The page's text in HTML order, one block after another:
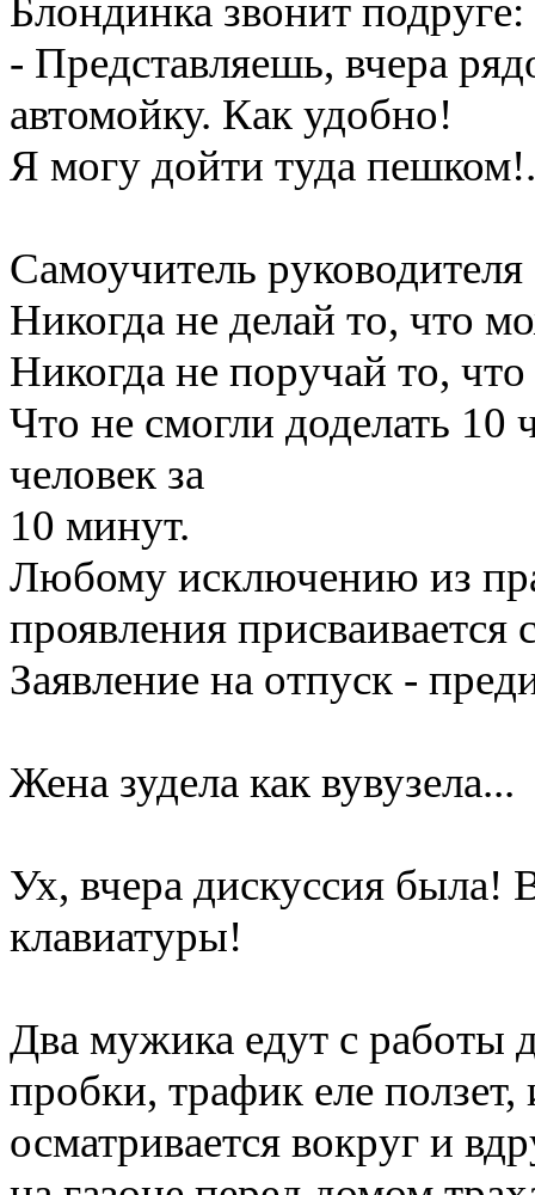
Блондинка звонит подруге:
- Представляешь, вчера
автомойку. Как удобно!
Я могу дойти туда
Самоучитель руководителя
Никогда не делай то, что
Никогда не поручай то,
Что не смогли доделать 10
человек за
10 минут.
Любому исключению из
проявления присваивается
Заявление на отпуск -
Жена зудела как вувузела...
Ух, вчера дискуссия была!
клавиатуры!
Два мужика едут с работы
пробки, трафик еле
осматривается вокруг и